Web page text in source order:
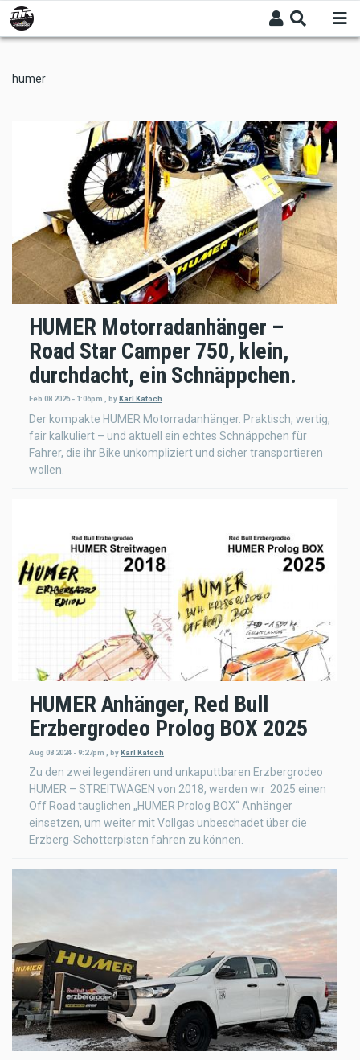
Skip
to
main
humer
HUMER Motorradanhänger –
Road Star Camper 750, klein,
durchdacht, ein Schnäppchen.
Feb 08 2026 - 1:06pm , by Karl Katoch
Der kompakte HUMER Motorradanhänger. Praktisch, wertig,
fair kalkuliert – und aktuell ein echtes Schnäppchen für
Fahrer, die ihr Bike unkompliziert und sicher transportieren
wollen.
HUMER Anhänger, Red Bull
Erzbergrodeo Prolog BOX 2025
Aug 08 2024 - 9:27pm byKarl Katoch
Zu den zwei legendären und unkaputtbaren Erzbergrodeo
HUMER – STREITWÄGEN von 2018, werden wir 2025 einen
Off Road tauglichen „HUMER Prolog BOX“ Anhänger
einsetzen, um weiter mit Vollgas unbeschadet über die
Erzberg-Schotterpisten fahren zu können.